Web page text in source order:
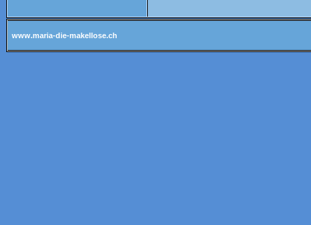
www.maria-die-makellose.ch